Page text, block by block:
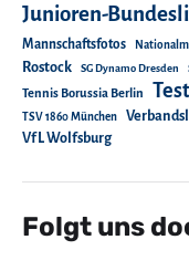
Junioren-
Mannschaftsfotos
Rostock SG Dynamo Dresden
Tennis Borussia Berlin
TSV 1860 München
VfL Wolfsburg
Folgt uns